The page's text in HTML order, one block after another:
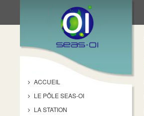
ACCUEIL
LE PÔLE SEAS-OI
LA STATION